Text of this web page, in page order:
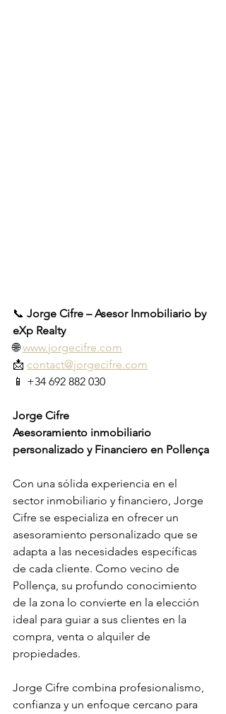
📞 Jorge Cifre – Asesor Inmobiliario by
eXp Realty
🌐 www.jorgecifre.com
📩 contact@jorgecifre.com
📱 +34 692 882 030
Jorge Cifre
Asesoramiento inmobiliario
personalizado y Financiero en Pollença
Con una sólida experiencia en el
sector inmobiliario y financiero, Jorge
Cifre se especializa en ofrecer un
asesoramiento personalizado que se
adapta a las necesidades específicas
de cada cliente. Como vecino de
Pollença, su profundo conocimiento
de la zona lo convierte en la elección
ideal para guiar a sus clientes en la
compra, venta o alquiler de
propiedades.
Jorge Cifre combina profesionalismo,
confianza y un enfoque cercano para